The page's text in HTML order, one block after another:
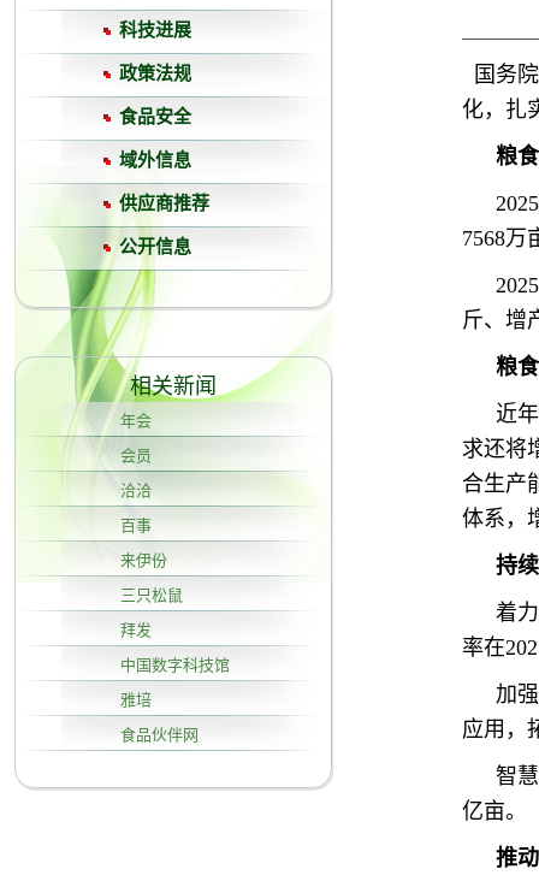
科技进展
政策法规
食品安全
域外信息
供应商推荐
公开信息
相关新闻
年会
会员
洽洽
百事
来伊份
三只松鼠
拜发
中国数字科技馆
雅培
食品伙伴网
国务
化，扎
粮
7568万
斤、增
粮
近
求还将
合生产
体系，
持
着
率在
加
应用，
智
亿亩。
推